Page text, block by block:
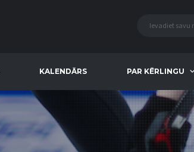
KALENDĀRS PAR KĒRLINGU